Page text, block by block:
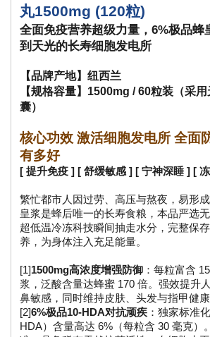
丸1500mg (120粒)
全面免疫营养超级力量，6%极品蜂
到天光的长寿细胞发电所
【品牌产地】纽西兰
【规格容量】1500mg / 60粒装（采
囊）
核心功效 激活细胞发电所 全面
有多好
[ 提升免疫 ] [ 舒缓敏感 ] [ 宁神深睡 ] [
繁忙都市人因过劳、高压与熬夜，易形
皇浆是蜂后唯一的长寿食粮，本品严选
超低温冷冻科技瞬间抽走水分，完整保
养，为身体注入充足能量。
[1]1500mg高浓度增强防御 ：每粒富含
浆，泛酸含量达蜂蜜 170 倍。强效提升
鼻敏感，同时维持皮肤、头发与指甲健康
[2]6%极品10-HDA对抗顽疾 ：独家标准
HDA）含量高达 6%（每粒含 30 毫克）